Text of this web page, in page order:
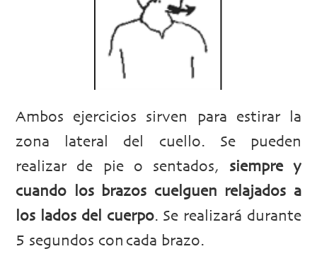
Ambos ejercicios sirven para estirar la
zona lateral del cuello. Se pueden
realizar de pie o sentados, siempre y
cuando los brazos cuelguen relajados a
los lados del cuerpo. Se realizará durante
5 segundos con cada brazo.